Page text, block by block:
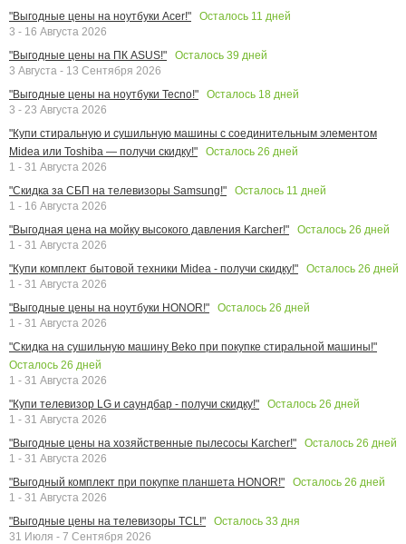
"Выгодные цены на ноутбуки Acer!"
Осталось 11 дней
3 - 16 Августа 2026
"Выгодные цены на ПК ASUS!"
Осталось 39 дней
3 Августа - 13 Сентября 2026
"Выгодные цены на ноутбуки Tecno!"
Осталось 18 дней
3 - 23 Августа 2026
"Купи стиральную и сушильную машины с соединительным элементом
Midea или Toshiba — получи скидку!"
Осталось 26 дней
1 - 31 Августа 2026
"Скидка за СБП на телевизоры Samsung!"
Осталось 11 дней
1 - 16 Августа 2026
"Выгодная цена на мойку высокого давления Karcher!"
Осталось 26 дней
1 - 31 Августа 2026
"Купи комплект бытовой техники Midea - получи скидку!"
Осталось 26 дней
1 - 31 Августа 2026
"Выгодные цены на ноутбуки HONOR!"
Осталось 26 дней
1 - 31 Августа 2026
"Скидка на сушильную машину Beko при покупке стиральной машины!"
Осталось 26 дней
1 - 31 Августа 2026
"Купи телевизор LG и саундбар - получи скидку!"
Осталось 26 дней
1 - 31 Августа 2026
"Выгодные цены на хозяйственные пылесосы Karcher!"
Осталось 26 дней
1 - 31 Августа 2026
"Выгодный комплект при покупке планшета HONOR!"
Осталось 26 дней
1 - 31 Августа 2026
"Выгодные цены на телевизоры TCL!"
Осталось 33 дня
31 Июля - 7 Сентября 2026